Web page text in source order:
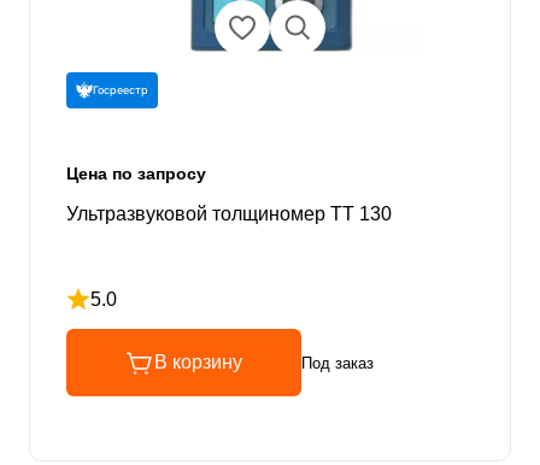
Госреестр
Цена по запросу
Ультразвуковой толщиномер TT 130
5.0
Рейтинг 5 из 5
В корзину Под заказ